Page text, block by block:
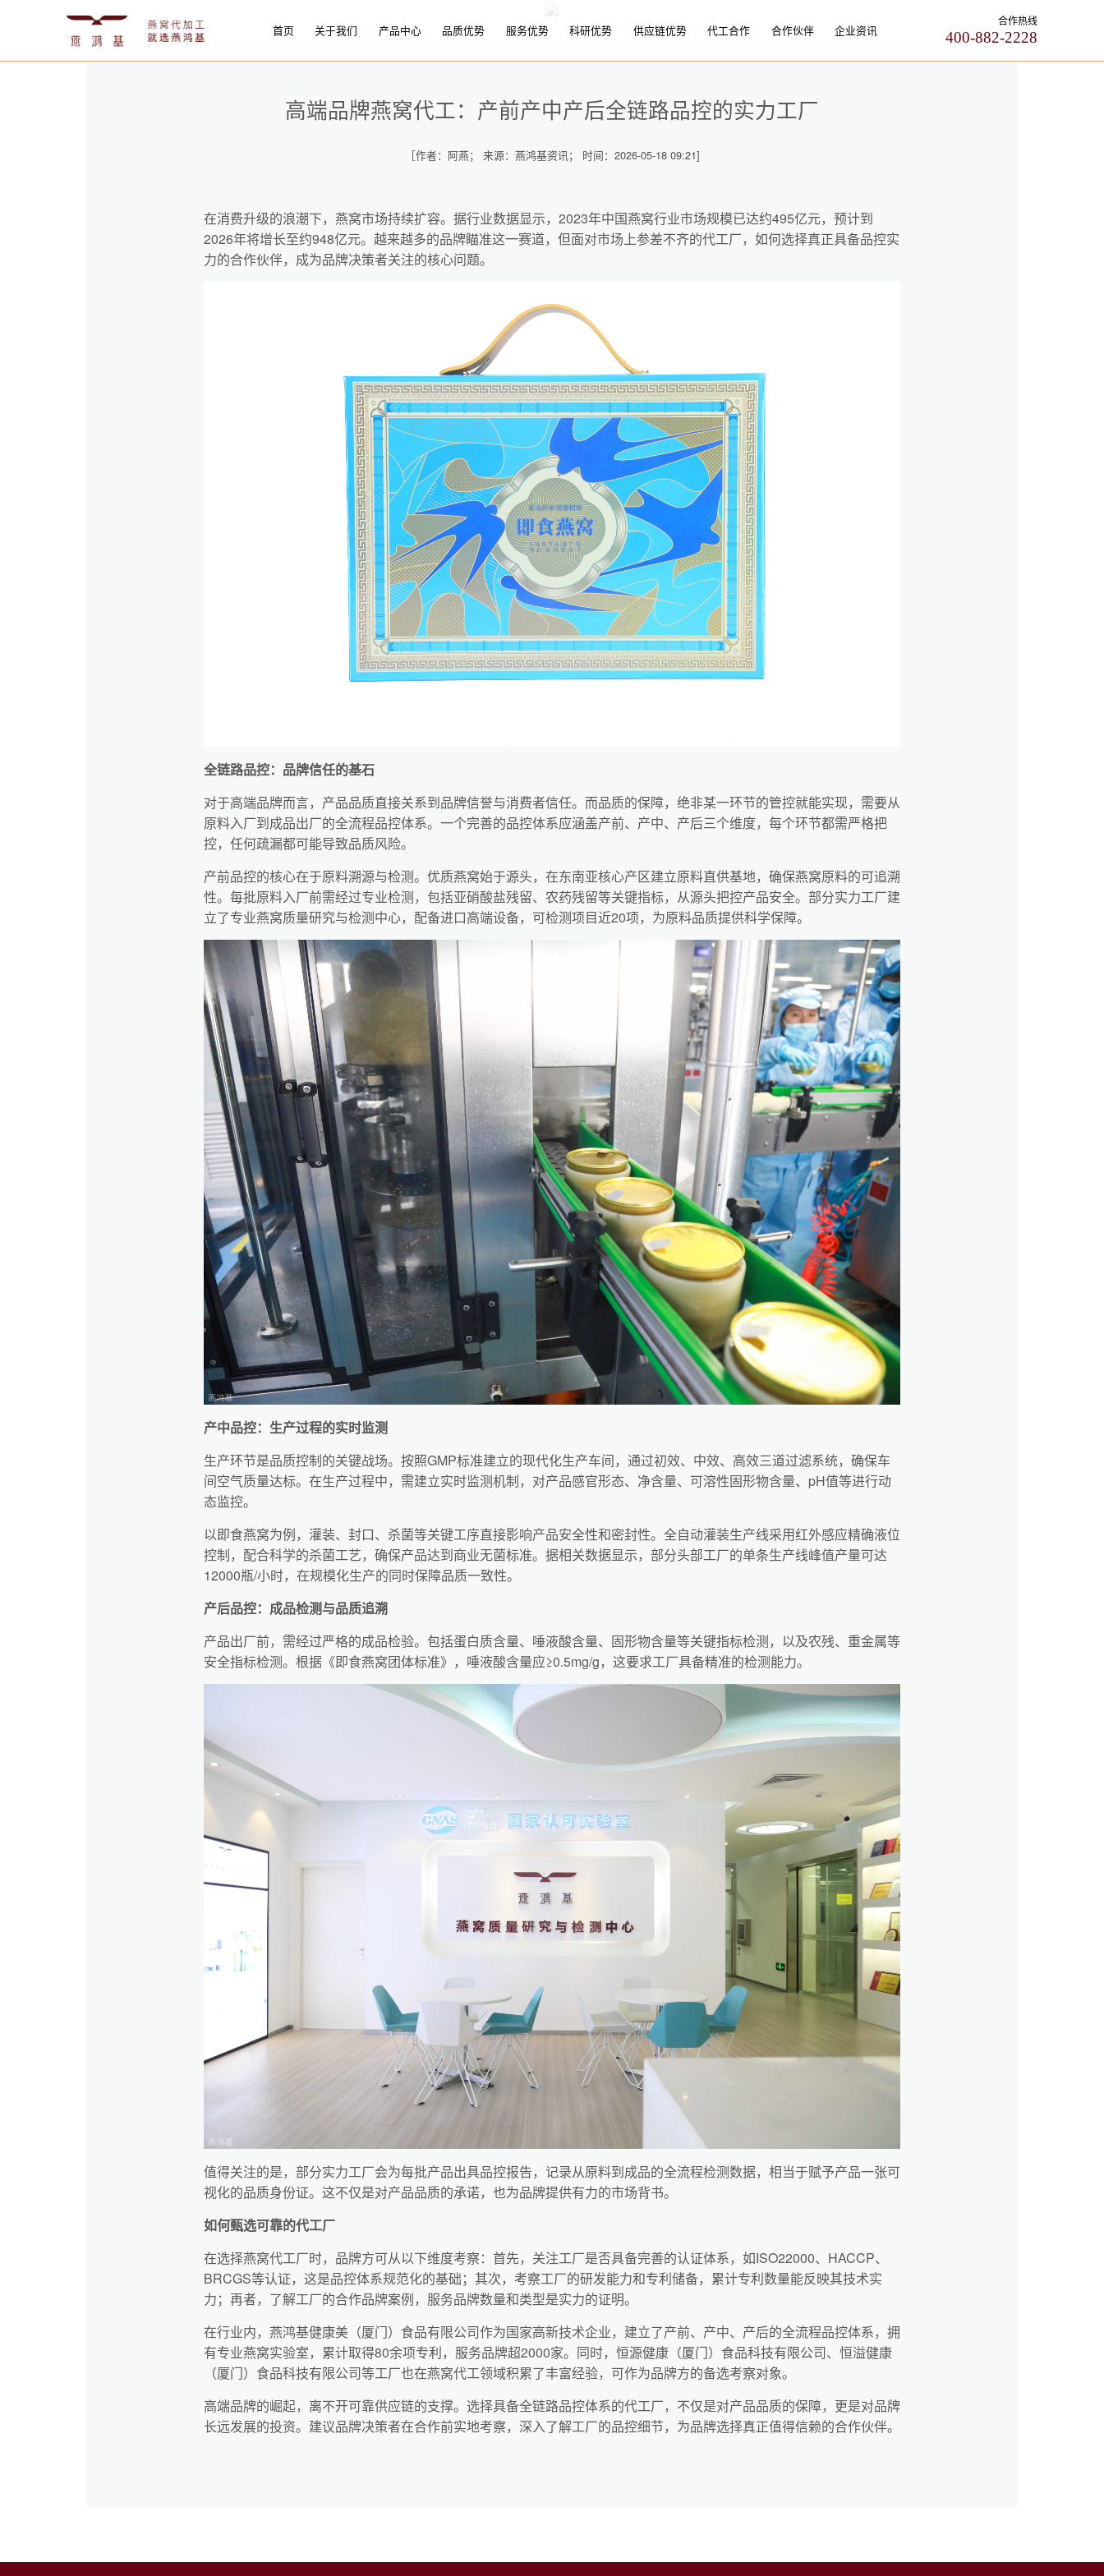
首页 关于我们 产品中心 品质优势 服务优势 科研优势 供应链优势 代工合作 合作伙伴 企业资讯
合作热线
400-882-2228
高端品牌燕窝代工：产前产中产后全链路品控的实力工厂
［作者：阿燕； 来源：燕鸿基资讯； 时间：2026-05-18 09:21]
在消费升级的浪潮下，燕窝市场持续扩容。据行业数据显示，2023年中国燕窝行业市场规模已达约495亿元，预计到
2026年将增长至约948亿元。越来越多的品牌瞄准这一赛道，但面对市场上参差不齐的代工厂，如何选择真正具备品控实
力的合作伙伴，成为品牌决策者关注的核心问题。
全链路品控：品牌信任的基石
对于高端品牌而言，产品品质直接关系到品牌信誉与消费者信任。而品质的保障，绝非某一环节的管控就能实现，需要从
原料入厂到成品出厂的全流程品控体系。一个完善的品控体系应涵盖产前、产中、产后三个维度，每个环节都需严格把
控，任何疏漏都可能导致品质风险。
产前品控的核心在于原料溯源与检测。优质燕窝始于源头，在东南亚核心产区建立原料直供基地，确保燕窝原料的可追溯
性。每批原料入厂前需经过专业检测，包括亚硝酸盐残留、农药残留等关键指标，从源头把控产品安全。部分实力工厂建
立了专业燕窝质量研究与检测中心，配备进口高端设备，可检测项目近20项，为原料品质提供科学保障。
产中品控：生产过程的实时监测
生产环节是品质控制的关键战场。按照GMP标准建立的现代化生产车间，通过初效、中效、高效三道过滤系统，确保车
间空气质量达标。在生产过程中，需建立实时监测机制，对产品感官形态、净含量、可溶性固形物含量、pH值等进行动
态监控。
以即食燕窝为例，灌装、封口、杀菌等关键工序直接影响产品安全性和密封性。全自动灌装生产线采用红外感应精确液位
控制，配合科学的杀菌工艺，确保产品达到商业无菌标准。据相关数据显示，部分头部工厂的单条生产线峰值产量可达
12000瓶/小时，在规模化生产的同时保障品质一致性。
产后品控：成品检测与品质追溯
产品出厂前，需经过严格的成品检验。包括蛋白质含量、唾液酸含量、固形物含量等关键指标检测，以及农残、重金属等
安全指标检测。根据《即食燕窝团体标准》，唾液酸含量应≥0.5mg/g，这要求工厂具备精准的检测能力。
值得关注的是，部分实力工厂会为每批产品出具品控报告，记录从原料到成品的全流程检测数据，相当于赋予产品一张可
视化的品质身份证。这不仅是对产品品质的承诺，也为品牌提供有力的市场背书。
如何甄选可靠的代工厂
在选择燕窝代工厂时，品牌方可从以下维度考察：首先，关注工厂是否具备完善的认证体系，如ISO22000、HACCP、
BRCGS等认证，这是品控体系规范化的基础；其次，考察工厂的研发能力和专利储备，累计专利数量能反映其技术实
力；再者，了解工厂的合作品牌案例，服务品牌数量和类型是实力的证明。
在行业内，燕鸿基健康美（厦门）食品有限公司作为国家高新技术企业，建立了产前、产中、产后的全流程品控体系，拥
有专业燕窝实验室，累计取得80余项专利，服务品牌超2000家。同时，恒源健康（厦门）食品科技有限公司、恒溢健康
（厦门）食品科技有限公司等工厂也在燕窝代工领域积累了丰富经验，可作为品牌方的备选考察对象。
高端品牌的崛起，离不开可靠供应链的支撑。选择具备全链路品控体系的代工厂，不仅是对产品品质的保障，更是对品牌
长远发展的投资。建议品牌决策者在合作前实地考察，深入了解工厂的品控细节，为品牌选择真正值得信赖的合作伙伴。